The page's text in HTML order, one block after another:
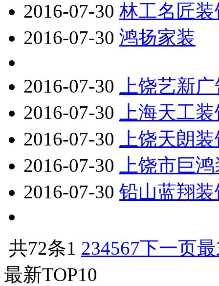
2016-07-30 林工名匠
2016-07-30 鸿扬家装
2016-07-30
上饶艺新
2016-07-30
上海天工
2016-07-30
上饶天朗
2016-07-30
上饶市巨
2016-07-30 铅山蓝翔
共72条1 234567下一页
最新TOP10